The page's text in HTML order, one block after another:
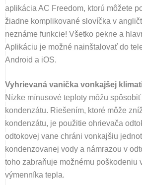
aplikácia AC Freedom, ktorú môžete
žiadne komplikované slovíčka v
neznáme funkcie! Všetko pekne a
Aplikáciu je možné nainštalovať do
Android a iOS.
Vyhrievaná vanička vonkajšej
Nízke mínusové teploty môžu
kondenzátu. Riešením, ktoré môže
kondenzátu, je použitie ohrievača
odtokovej vane chráni vonkajšiu
kondenzovanej vody a námrazou v
toho zabraňuje možnému poškodeniu
výmenníka tepla.